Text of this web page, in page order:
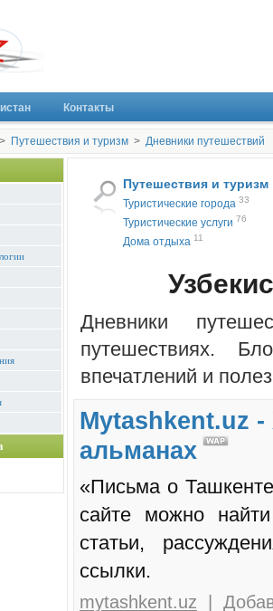
Контакты
> Путешествия и туризм > Дневники путешествий
Путешествия и туризм
Туристические города 33
Туристические услуги 76
Дома отдыха 11
Дневники
путешествиях.
впечатлений и
Mytashkent.uz
альманах
«Письма о
сайте можно
статьи,
ссылки.
mytashkent.uz |